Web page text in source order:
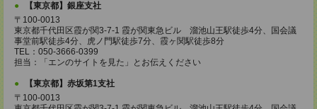
【東京都】銀座支社
〒100-0013
東京都千代田区霞が関3-7-1 霞が関東急ビル 溜池山王駅徒歩4分、国会議
事堂前駅徒歩4分、虎ノ門駅徒歩7分、霞ヶ関駅徒歩8分
TEL：050-3666-0399
担当：「エンのサイトを見た」とお伝えください
【東京都】赤坂第1支社
〒100-0013